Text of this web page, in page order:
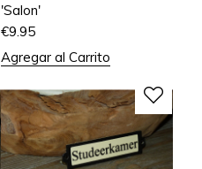
'Salon'
€9.95
Agregar al Carrito